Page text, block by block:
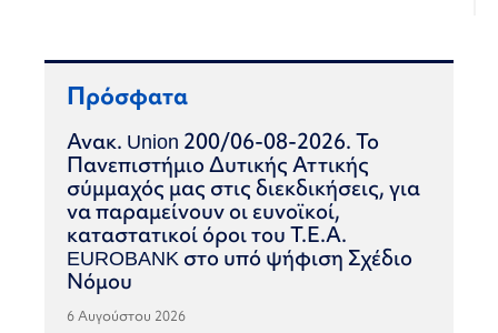
Πρόσφατα
Ανακ. Union 200/06-08-2026. Το
Πανεπιστήμιο Δυτικής Αττικής
σύμμαχός μας στις διεκδικήσεις, για
να παραμείνουν οι ευνοϊκοί,
καταστατικοί όροι του Τ.Ε.Α.
EUROBANK στο υπό ψήφιση Σχέδιο
Νόμου
6 Αυγούστου 2026